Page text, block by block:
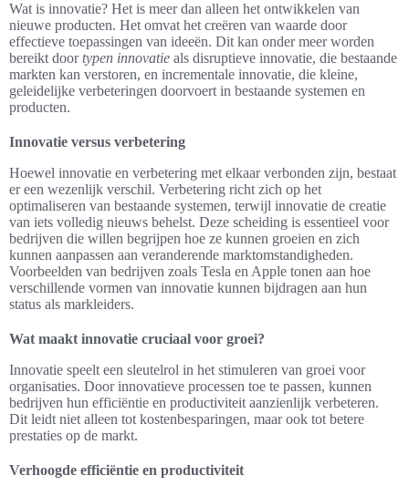
Wat is innovatie? Het is meer dan alleen het ontwikkelen van
nieuwe producten. Het omvat het creëren van waarde door
effectieve toepassingen van ideeën. Dit kan onder meer worden
bereikt doortypen innovatie als disruptieve innovatie, die bestaande
markten kan verstoren, en incrementale innovatie, die kleine,
geleidelijke verbeteringen doorvoert in bestaande systemen en
producten.
Innovatie versus verbetering
Hoewel innovatie en verbetering met elkaar verbonden zijn, bestaat
er een wezenlijk verschil. Verbetering richt zich op het
optimaliseren van bestaande systemen, terwijl innovatie de creatie
van iets volledig nieuws behelst. Deze scheiding is essentieel voor
bedrijven die willen begrijpen hoe ze kunnen groeien en zich
kunnen aanpassen aan veranderende marktomstandigheden.
Voorbeelden van bedrijven zoals Tesla en Apple tonen aan hoe
verschillende vormen van innovatie kunnen bijdragen aan hun
status als markleiders.
Wat maakt innovatie cruciaal voor groei?
Innovatie speelt een sleutelrol in het stimuleren van groei voor
organisaties. Door innovatieve processen toe te passen, kunnen
bedrijven hun efficiëntie en productiviteit aanzienlijk verbeteren.
Dit leidt niet alleen tot kostenbesparingen, maar ook tot betere
prestaties op de markt.
Verhoogde efficiëntie en productiviteit